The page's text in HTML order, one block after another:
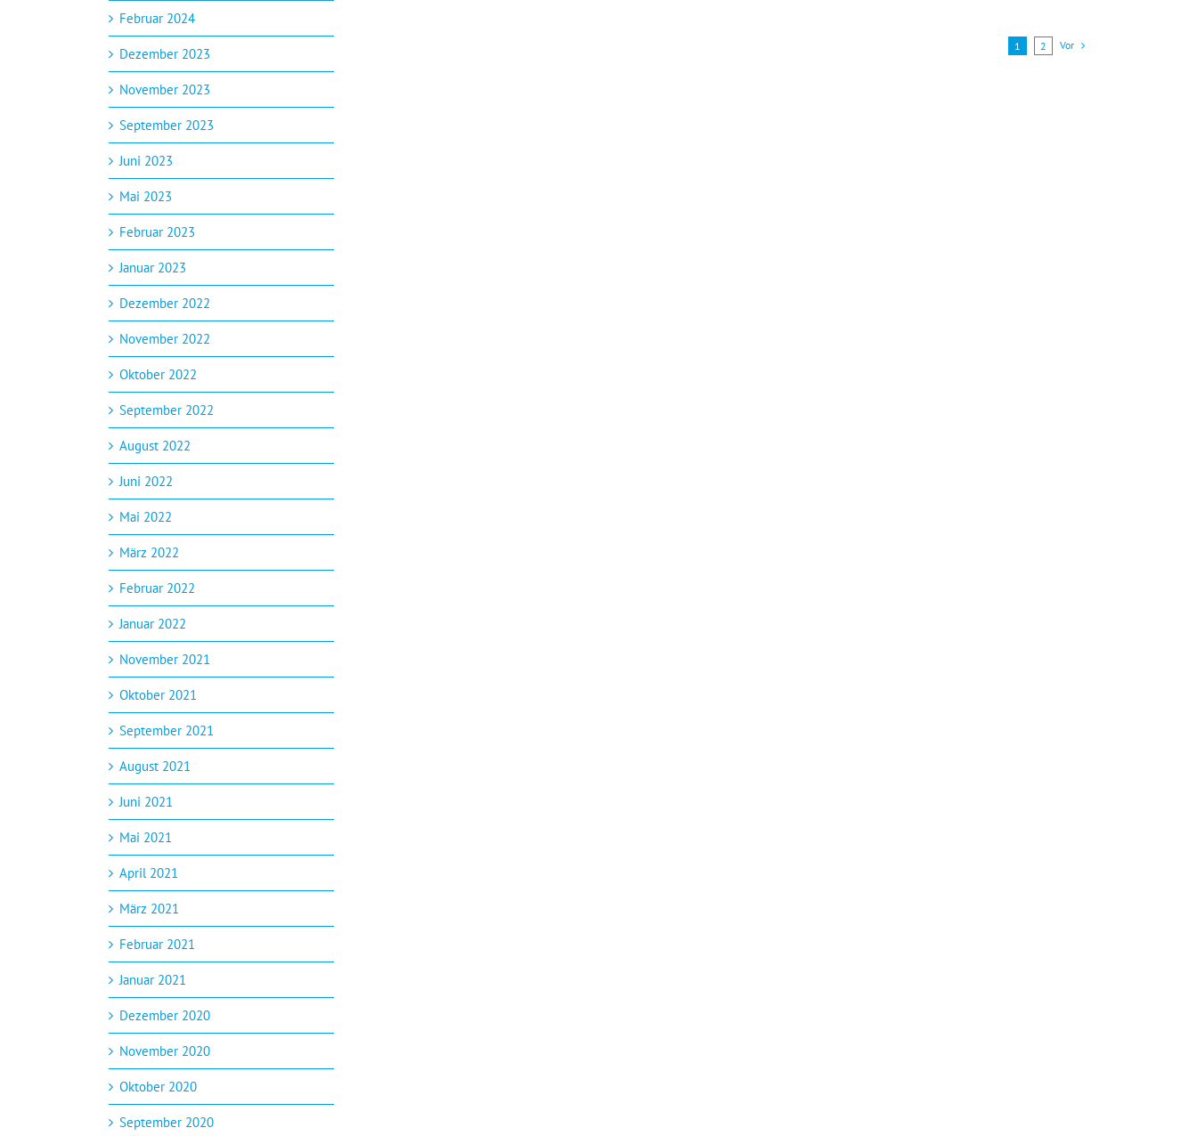
1 2 Vor
Februar 2024
Dezember 2023
November 2023
September 2023
Juni 2023
Mai 2023
Februar 2023
Januar 2023
Dezember 2022
November 2022
Oktober 2022
September 2022
August 2022
Juni 2022
Mai 2022
März 2022
Februar 2022
Januar 2022
November 2021
Oktober 2021
September 2021
August 2021
Juni 2021
Mai 2021
April 2021
März 2021
Februar 2021
Januar 2021
Dezember 2020
November 2020
Oktober 2020
September 2020